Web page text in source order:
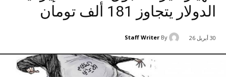
الدولار يتجاوز 181 ألف تومان
30 أبريل 26 By
Staff Writer